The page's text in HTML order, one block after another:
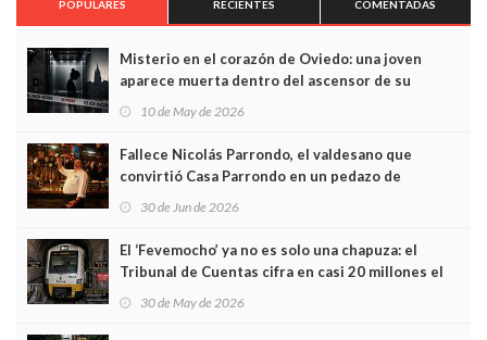
POPULARES RECIENTES COMENTADAS
Misterio en el corazón de Oviedo: una joven
aparece muerta dentro del ascensor de su
edificio y las cámaras captan sus últimos minutos
10 de May de 2026
Fallece Nicolás Parrondo, el valdesano que
convirtió Casa Parrondo en un pedazo de
Asturias en Madrid
30 de Jun de 2026
El ‘Fevemocho’ ya no es solo una chapuza: el
Tribunal de Cuentas cifra en casi 20 millones el
sobrecoste de los trenes que no cabían por los
30 de May de 2026